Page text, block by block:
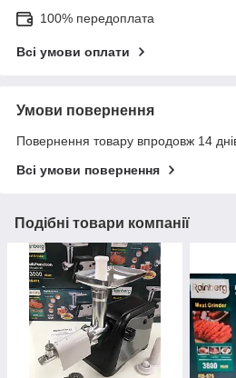
100% передоплата
Всі умови оплати
Умови повернення
Повернення товару впродовж 14
Всі умови повернення
Подібні товари компанії